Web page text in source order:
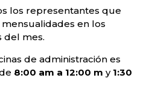
los representantes que
en los
del mes.
de administración es
8:00 am a 12:00 m y 1:30